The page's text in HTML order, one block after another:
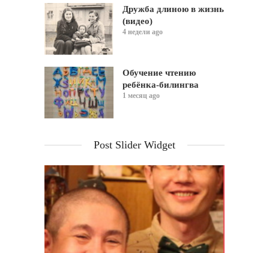
Дружба длиною в жизнь
(видео)
4 недели ago
Обучение чтению
ребёнка-билингва
1 месяц ago
Post Slider Widget